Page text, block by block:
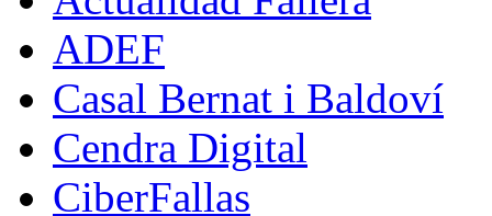
ADEF
Casal Bernat i Baldoví
Cendra Digital
CiberFallas